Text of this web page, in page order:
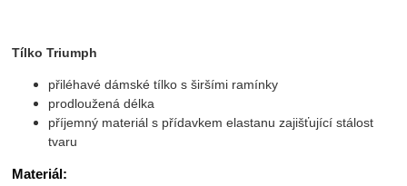
Tílko Triumph
přiléhavé dámské tílko s širšími ramínky
prodloužená délka
příjemný materiál s přídavkem elastanu zajišťující stálost
tvaru
Materiál: